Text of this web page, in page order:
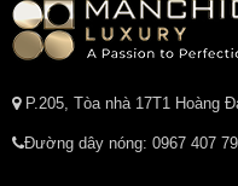
P.205, Tòa nhà 17T1 Hoàng
Đường dây nóng: 0967 407